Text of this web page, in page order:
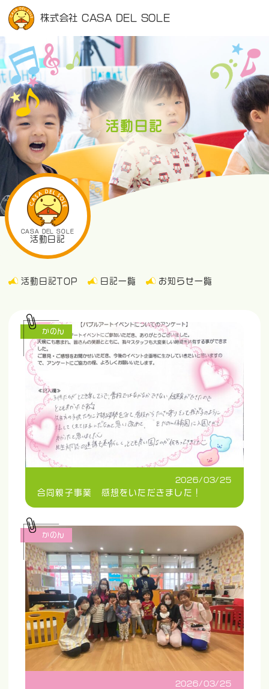
株式会社 CASA DEL SOLE
活動日記
CASA DEL SOLE
活動日記
活動日記TOP 日記一覧 お知らせ一覧
2026/03/25
合同親子事業 感想をいただきました！
かのん
2026/03/25
かのん